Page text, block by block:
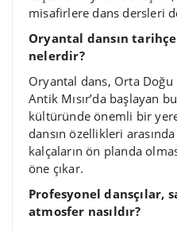
misafirlere dans dersleri
Oryantal dansın
nelerdir?
Oryantal dans, Orta
Antik Mısır’da başlayan
kültüründe önemli bir
dansın özellikleri
kalçaların ön planda
öne çıkar.
Profesyonel dansçılar,
atmosfer nasıldır?